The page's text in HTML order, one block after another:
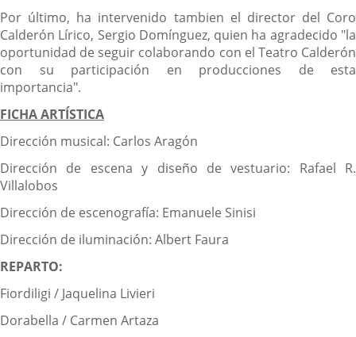
Por último, ha intervenido tambien el director del Coro
Calderón Lírico, Sergio Domínguez, quien ha agradecido "la
oportunidad de seguir colaborando con el Teatro Calderón
con su participación en producciones de esta
importancia".
FICHA ARTÍSTICA
Dirección musical: Carlos Aragón
Dirección de escena y diseño de vestuario: Rafael R.
Villalobos
Dirección de escenografía: Emanuele Sinisi
Dirección de iluminación: Albert Faura
REPARTO:
Fiordiligi / Jaquelina Livieri
Dorabella / Carmen Artaza